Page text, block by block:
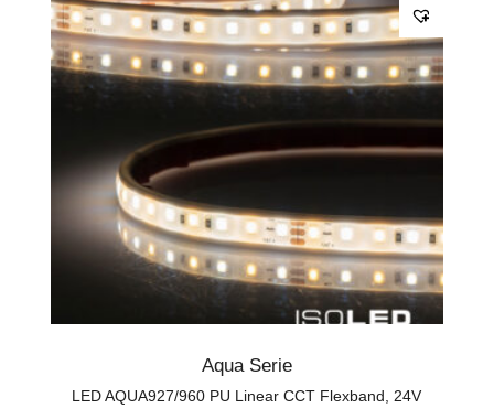
Aqua Serie
LED AQUA927/960 PU Linear CCT Flexband, 24V